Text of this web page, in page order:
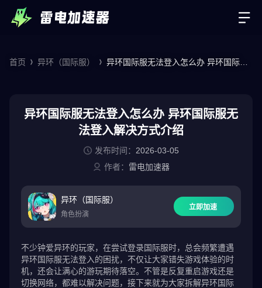
首页 异环（国际服）
异环国际服无法登入怎么办 异环国际服
异环国际服无法登入怎么办 异环国际服无
法登入解决方式介绍
发布时间： 2026-03-05
作者： 雷电加速器
异环（国际服）
角色扮演
立即加速
不少钟爱异环的玩家，在尝试登录国际服时，总会频繁遭遇
异环国际服无法登入的困扰，不仅让大家错失游戏体验的时
机，还会让满心的游玩期待落空。不管是反复重启游戏还是
切换网络，都难以解决问题，接下来就为大家拆解异环国际